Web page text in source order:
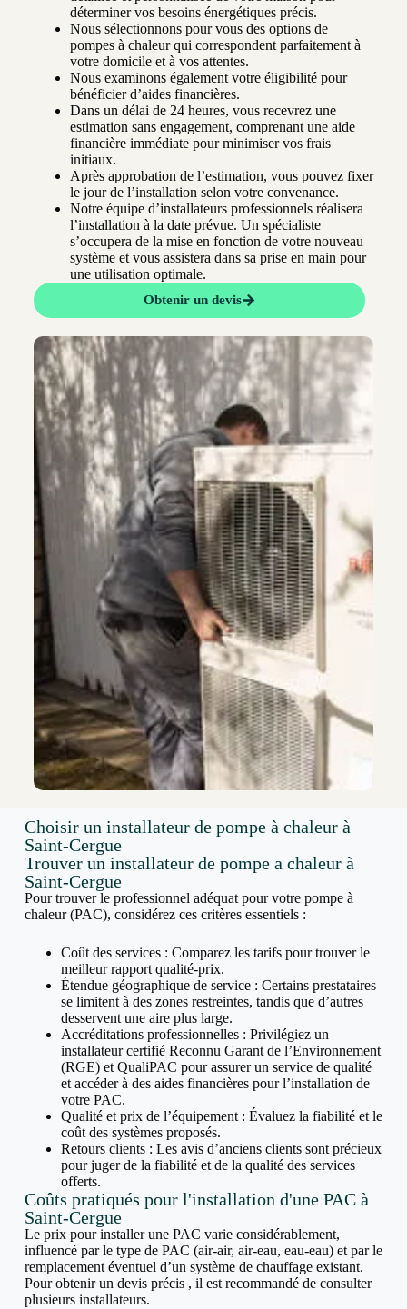
déterminer vos besoins énergétiques précis.
Nous sélectionnons pour vous des options de
pompes à chaleur qui correspondent parfaitement à
votre domicile et à vos attentes.
Nous examinons également votre éligibilité pour
bénéficier d’aides financières.
Dans un délai de 24 heures, vous recevrez une
estimation sans engagement, comprenant une aide
financière immédiate pour minimiser vos frais
initiaux.
Après approbation de l’estimation, vous pouvez fixer
le jour de l’installation selon votre convenance.
Notre équipe d’installateurs professionnels réalisera
l’installation à la date prévue. Un spécialiste
s’occupera de la mise en fonction de votre nouveau
système et vous assistera dans sa prise en main pour
une utilisation optimale.
Obtenir un devis
Choisir un installateur de pompe à chaleur à
Saint-Cergue
Trouver un installateur de pompe a chaleur à
Saint-Cergue
Pour trouver le professionnel adéquat pour votre pompe à
chaleur (PAC), considérez ces critères essentiels :
Coût des services : Comparez les tarifs pour trouver le
meilleur rapport qualité-prix.
Étendue géographique de service : Certains prestataires
se limitent à des zones restreintes, tandis que d’autres
desservent une aire plus large.
Accréditations professionnelles : Privilégiez un
installateur certifié Reconnu Garant de l’Environnement
(RGE) et QualiPAC pour assurer un service de qualité
et accéder à des aides financières pour l’installation de
votre PAC.
Qualité et prix de l’équipement : Évaluez la fiabilité et le
coût des systèmes proposés.
Retours clients : Les avis d’anciens clients sont précieux
pour juger de la fiabilité et de la qualité des services
offerts.
Coûts pratiqués pour l'installation d'une PAC à
Saint-Cergue
Le prix pour installer une PAC varie considérablement,
influencé par le type de PAC (air-air, air-eau, eau-eau) et par le
remplacement éventuel d’un système de chauffage existant.
Pour obtenir un devis précis , il est recommandé de consulter
plusieurs installateurs.